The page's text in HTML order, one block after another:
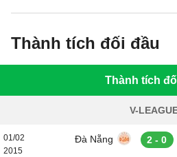
Thành tích đối đầu
Thành tích
V-
01/02
2015
Đà Nẵng 2 - 0